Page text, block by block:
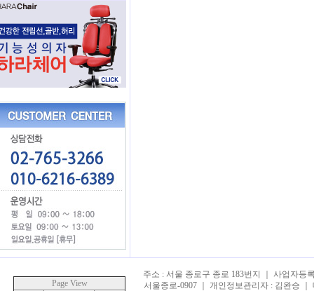
Page View
주소 : 서울 종로구 종로 183번지 ｜ 사업자등
서울종로-0907 ｜ 개인정보관리자 : 김완승